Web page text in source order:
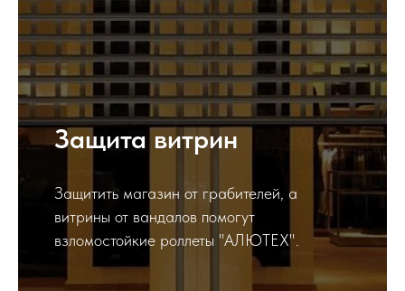
Защита витрин
Защитить магазин от грабителей, а
витрины от вандалов помогут
взломостойкие роллеты "АЛЮТЕХ".